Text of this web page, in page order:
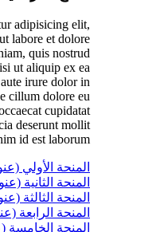
adipisicing elit,
labore et dolore
quis nostrud
ut aliquip ex ea
irure dolor in
cillum dolore eu
cupidatat
deserunt mollit
id est laborum.
المنحة الأولي
المنحة الثانية
المنحة الثالثة
المنحة الرابعة
المنحة الخامسة